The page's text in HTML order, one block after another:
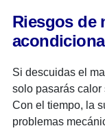
Riesgos de
Si descuidas el
solo pasarás calor
Con el tiempo, la
problemas